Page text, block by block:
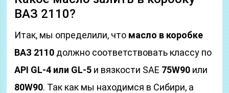
ВАЗ 2110?
Итак, мы определили, что масло в коробке
ВАЗ 2110 должно соответствовать классу по
API GL-4 или GL-5 и вязкости SAE 75W90 или
80W90. Так как мы находимся в Сибири, а